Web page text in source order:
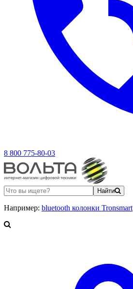
8 800 775-80-03
Найти
Например: bluetooth колонки Tronsmart